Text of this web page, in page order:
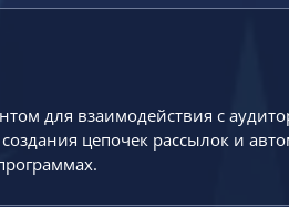
для взаимодействия с
цепочек рассылок и